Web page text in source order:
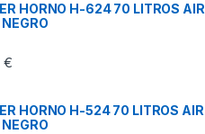
HORNO H-624 70 LITROS AIR
€
HORNO H-524 70 LITROS AIR